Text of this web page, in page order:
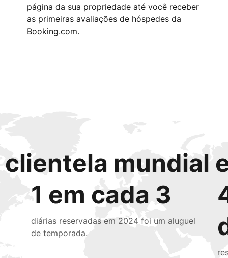
página da sua propriedade até você receber
as primeiras avaliações de hóspedes da
Booking.com.
mundial
1 em cada 3
diárias reservadas em 2024 foi um aluguel
de temporada.